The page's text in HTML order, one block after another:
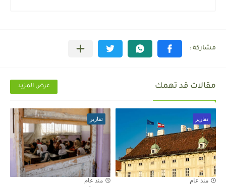
مقالات قد تهمك عرض المزيد
تقارير
منذ عام
تقارير
منذ عام